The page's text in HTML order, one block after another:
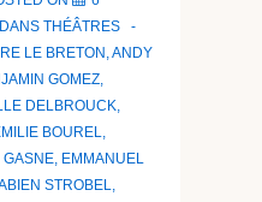
THÉÂTRES
LE BRETON ,ANDY
GOMEZ,
DELBROUCK,
BOUREL,
GASNE, EMMANUEL
STROBEL,